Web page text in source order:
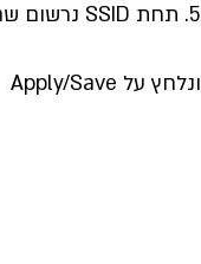
5. תחת SSID נרשום שם לרשת אלחוטית
ונלחץ על Apply/Save